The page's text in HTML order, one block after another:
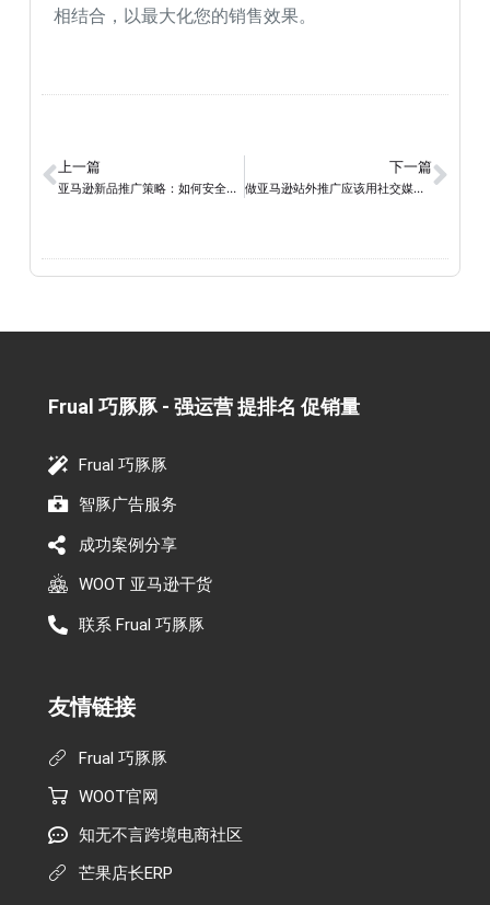
相结合，以最大化您的销售效果。
上一篇
亚马逊新品推广策略：如何安全合规地报站外推广？
下一篇
做亚马逊站外推广应该用社交媒体折扣还是购买折扣呢？
Frual 巧豚豚 - 强运营 提排名 促销量​
Frual 巧豚豚
智豚广告服务
成功案例分享
WOOT 亚马逊干货
联系 Frual 巧豚豚
友情链接
Frual 巧豚豚
WOOT官网
知无不言跨境电商社区
芒果店长ERP